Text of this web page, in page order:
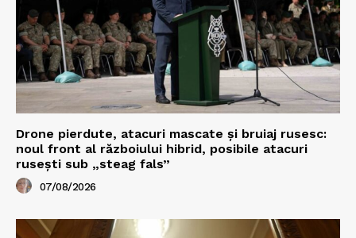
Drone pierdute, atacuri mascate și bruiaj rusesc:
noul front al războiului hibrid, posibile atacuri
rusești sub „steag fals”
07/08/2026